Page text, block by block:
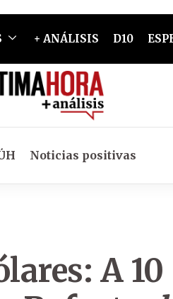
+ ANÁLISIS D10
Noticias positivas
A 10